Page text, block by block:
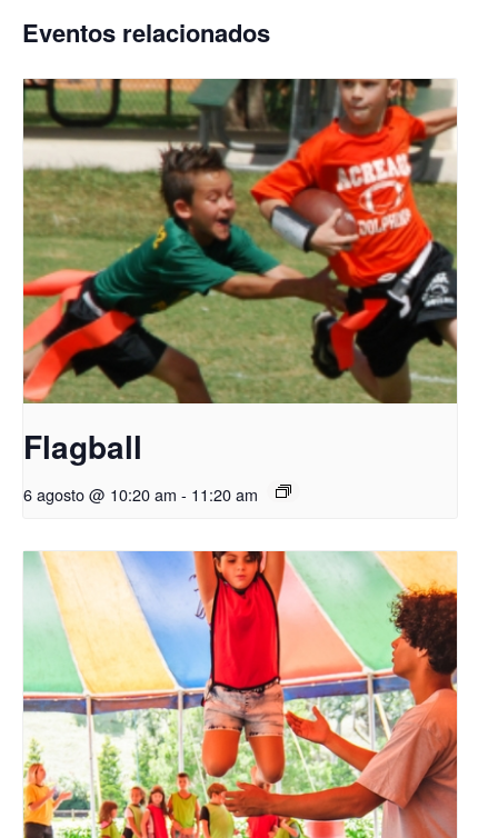
Eventos relacionados
Flagball
6 agosto @ 10:20 am - 11:20 am